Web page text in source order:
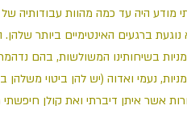
מודע היה עד כמה מהוות עבודותיה
נוגעת ברגעים האינטימיים ביותר שלהן.
בשיחותינו המשולשות, בהם
נעמי ואדוה (יש להן ביטוי משלהן
אשר איתן דיברתי ואת קולן